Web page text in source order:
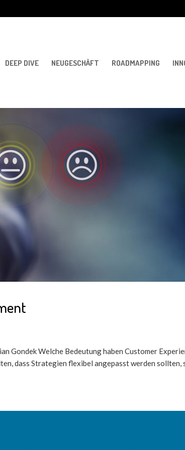
DEEP DIVE NEUGESCHÄFT ROADMAPPING
Gondek Welche Bedeutung haben Customer
dass Strategien flexibel angepasst werden sollten,